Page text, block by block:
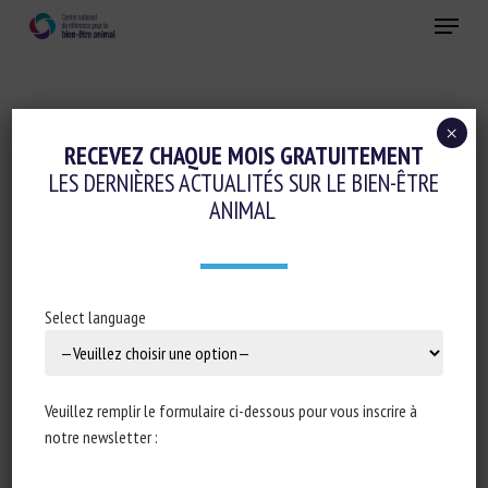
Menu
Cognition-émotions
ANTERIOR CINGULATE INPUTS TO
SOCIAL TRANSFER OF PAIN AND
8 janvier 2021
RECEVEZ CHAQUE MOIS GRATUITEMENT
LES DERNIÈRES ACTUALITÉS SUR LE BIEN-ÊTRE
ANIMAL
Select language
Veuillez remplir le formulaire ci-dessous pour vous inscrire à
notre newsletter :
×